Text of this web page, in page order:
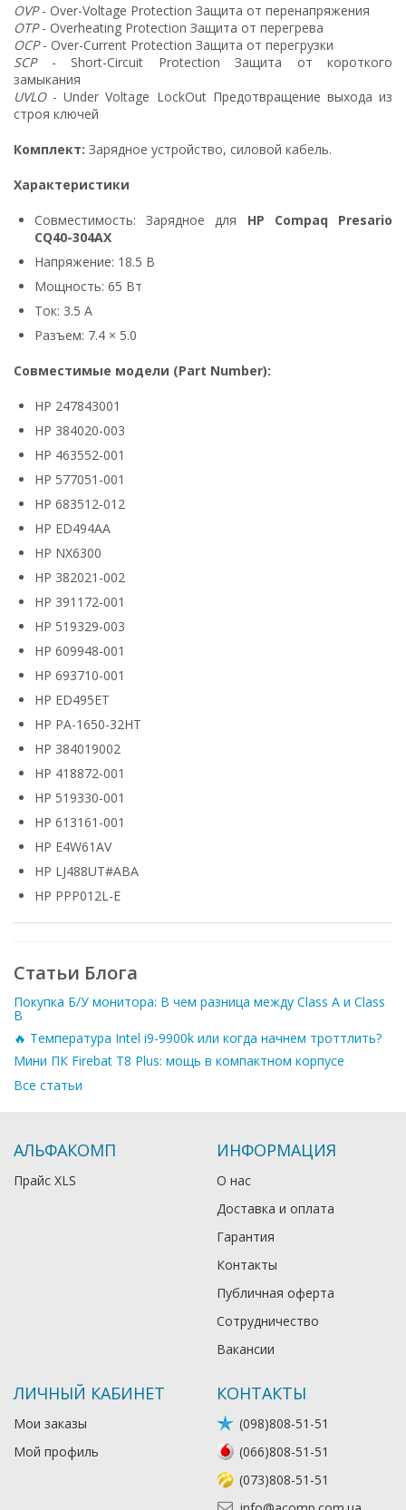
OVP- Over-Voltage Protection Защита от перенапряжения
OTP- Overheating Protection Защита от перегрева
OCP- Over-Current Protection Защита от перегрузки
SCP- Short-Circuit Protection Защита от короткого
замыкания
UVLO- Under Voltage LockOut Предотвращение выхода из
строя ключей
Комплект: Зарядное устройство, силовой кабель.
Характеристики
Совместимость: Зарядное для HP Compaq Presario
CQ40-304AX
Напряжение: 18.5 В
Мощность: 65 Вт
Ток: 3.5 А
Разъем: 7.4 × 5.0
Совместимые модели (Part Number):
HP 247843001
HP 384020-003
HP 463552-001
HP 577051-001
HP 683512-012
HP ED494AA
HP NX6300
HP 382021-002
HP 391172-001
HP 519329-003
HP 609948-001
HP 693710-001
HP ED495ET
HP PA-1650-32HT
HP 384019002
HP 418872-001
HP 519330-001
HP 613161-001
HP E4W61AV
HP LJ488UT#ABA
HP PPP012L-E
Статьи Блога
Покупка Б/У монитора: В чем разница между Class A и Class
B
🔥 Температура Intel i9-9900k или когда начнем троттлить?
Мини ПК Firebat T8 Plus: мощь в компактном корпусе
Все статьи
АЛЬФАКОМП
Прайс XLS
ИНФОРМАЦИЯ
О нас
Доставка и оплата
Гарантия
Контакты
Публичная оферта
Сотрудничество
Вакансии
ЛИЧНЫЙ КАБИНЕТ
Мои заказы
Мой профиль
КОНТАКТЫ
(098)808-51-51
(066)808-51-51
(073)808-51-51